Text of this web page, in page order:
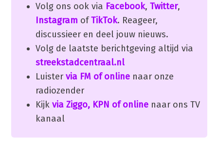
Volg ons ook via Facebook, Twitter,
Instagram ofTikTok. Reageer,
discussieer en deel jouw nieuws.
Volg de laatste berichtgeving altijd via
streekstadcentraal.nl
Luister via FM of onlinenaar onze
radiozender
Kijk via Ziggo, KPN of onlinenaar ons TV
kanaal